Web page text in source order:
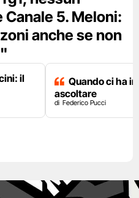
Canale 5. Meloni:
anche se non
il
Quando ci ha
ascoltare
Federico Pucci